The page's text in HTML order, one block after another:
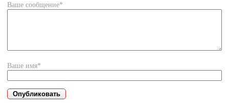
Ваше сообщение*
Ваше имя*